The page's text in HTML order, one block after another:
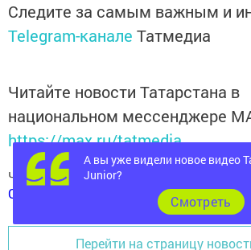
Следите за самым важным и
Telegram-канале Татмедиа
Читайте новости Татарстана в
национальном мессенджере
https://max.ru/tatmedia
Читай «Волжскую новь» в
Одноклассники
Перейти на страницу
А вы уже видели новое видео
Junior?
Cмотреть